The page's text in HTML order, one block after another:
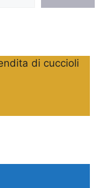
di cuccioli